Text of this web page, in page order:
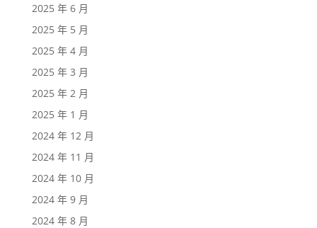
2025 年 6 月
2025 年 5 月
2025 年 4 月
2025 年 3 月
2025 年 2 月
2025 年 1 月
2024 年 12 月
2024 年 11 月
2024 年 10 月
2024 年 9 月
2024 年 8 月